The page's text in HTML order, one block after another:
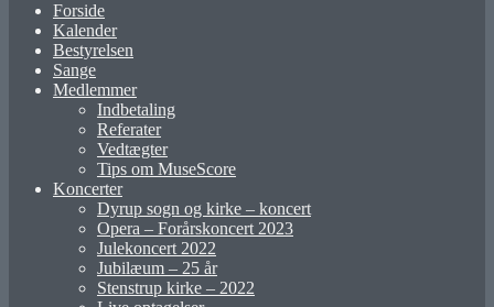
Forside
Kalender
Bestyrelsen
Sange
Medlemmer
Indbetaling
Referater
Vedtægter
Tips om MuseScore
Koncerter
Dyrup sogn og kirke – koncert
Opera – Forårskoncert 2023
Julekoncert 2022
Jubilæum – 25 år
Stenstrup kirke – 2022